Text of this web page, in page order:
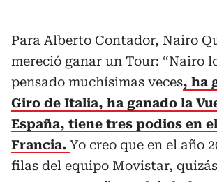
Para Alberto Contador, Nairo
mereció ganar un Tour: “Nairo
pensado muchísimas veces, ha
Giro de Italia, ha ganado la
España, tiene tres podios en
Francia. Yo creo que en el año
filas del equipo Movistar,